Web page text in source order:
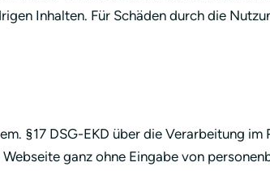
Inhalten. Für Schäden durch die
§17 DSG-EKD über die Verarbeitung
ganz ohne Eingabe von